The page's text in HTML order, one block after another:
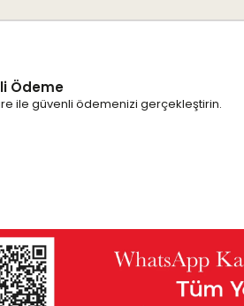
Ödeme
ile güvenli ödemenizi gerçekleştirin.